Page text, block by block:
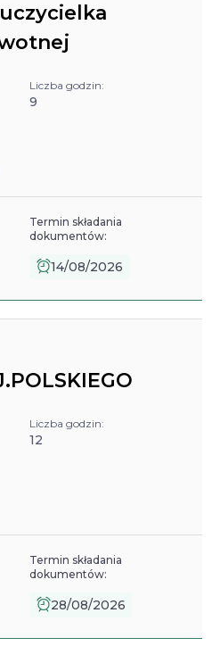
Liczba godzin:
9
Termin składania
dokumentów:
14/08/2026
Liczba godzin:
12
Termin składania
dokumentów:
28/08/2026